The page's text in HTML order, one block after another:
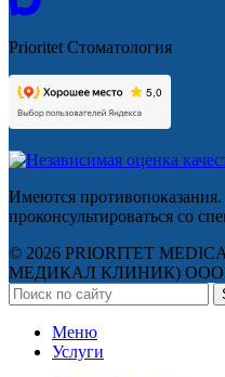
Prioritet Стоматология
Имеются
проконсультироваться со
© 2026 PRIORITET
МЕДИКАЛ КЛИНИК) ООО
Меню
Услуги